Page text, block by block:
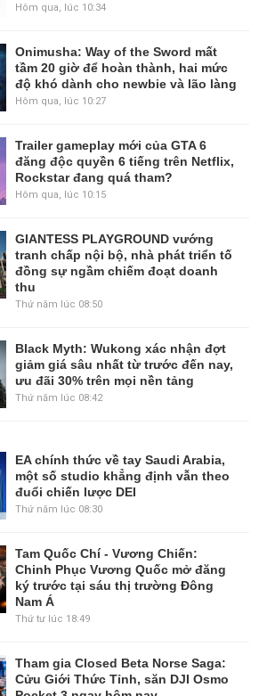
Hôm qua, lúc 10:34
Onimusha: Way of the Sword mất
tầm 20 giờ để hoàn thành, hai mức
độ khó dành cho newbie và lão làng
Hôm qua, lúc 10:27
Trailer gameplay mới của GTA 6
đăng độc quyền 6 tiếng trên Netflix,
Rockstar đang quá tham?
Hôm qua, lúc 10:15
GIANTESS PLAYGROUND vướng
tranh chấp nội bộ, nhà phát triển tố
đồng sự ngầm chiếm đoạt doanh
thu
Thứ năm lúc 08:50
Black Myth: Wukong xác nhận đợt
giảm giá sâu nhất từ trước đến nay,
ưu đãi 30% trên mọi nền tảng
Thứ năm lúc 08:42
EA chính thức về tay Saudi Arabia,
một số studio khẳng định vẫn theo
đuổi chiến lược DEI
Thứ năm lúc 08:30
Tam Quốc Chí - Vương Chiến:
Chinh Phục Vương Quốc mở đăng
ký trước tại sáu thị trường Đông
Nam Á
Thứ tư lúc 18:49
Tham gia Closed Beta Norse Saga:
Cửu Giới Thức Tỉnh, săn DJI Osmo